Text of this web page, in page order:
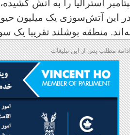
منطقه بوشلند تقریبا یک
مطلب پس از این تبلیغات